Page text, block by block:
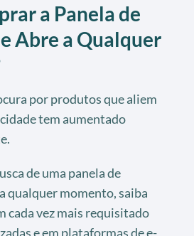
a Panela de
Abre a Qualquer
por produtos que aliem
tem aumentado
de uma panela de
qualquer momento, saiba
cada vez mais requisitado
e em plataformas de e-